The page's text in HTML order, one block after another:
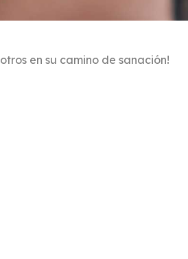
en su camino de sanación!